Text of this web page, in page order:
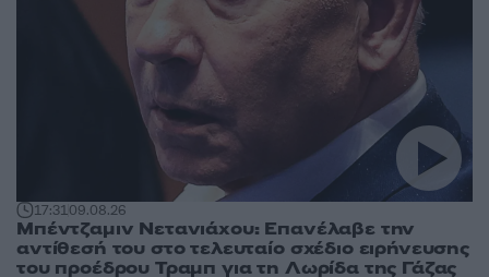
17:3109.08.26
Μπέντζαμιν Νετανιάχου: Επανέλαβε την
αντίθεσή του στο τελευταίο σχέδιο ειρήνευσης
του προέδρου Τραμπ για τη Λωρίδα της Γάζας